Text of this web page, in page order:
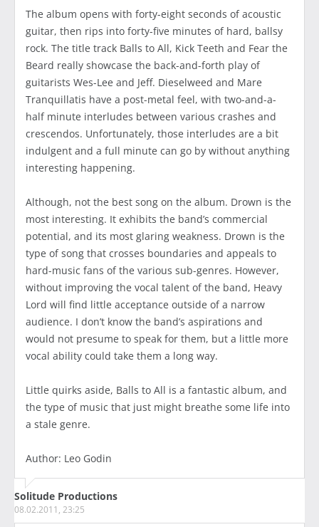
The album opens with forty-eight seconds of acoustic
guitar, then rips into forty-five minutes of hard, ballsy
rock. The title track Balls to All, Kick Teeth and Fear the
Beard really showcase the back-and-forth play of
guitarists Wes-Lee and Jeff. Dieselweed and Mare
Tranquillatis have a post-metal feel, with two-and-a-
half minute interludes between various crashes and
crescendos. Unfortunately, those interludes are a bit
indulgent and a full minute can go by without anything
interesting happening.
Although, not the best song on the album. Drown is the
most interesting. It exhibits the band’s commercial
potential, and its most glaring weakness. Drown is the
type of song that crosses boundaries and appeals to
hard-music fans of the various sub-genres. However,
without improving the vocal talent of the band, Heavy
Lord will find little acceptance outside of a narrow
audience. I don’t know the band’s aspirations and
would not presume to speak for them, but a little more
vocal ability could take them a long way.
Little quirks aside, Balls to All is a fantastic album, and
the type of music that just might breathe some life into
a stale genre.
Author: Leo Godin
Solitude Productions
08.02.2011, 23:25